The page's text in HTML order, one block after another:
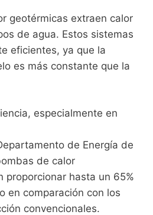
geotérmicas extraen calor
de agua. Estos sistemas
eficientes, ya que la
es más constante que la
especialmente en
de Energía de
de calor
proporcionar hasta un 65%
en comparación con los
convencionales.